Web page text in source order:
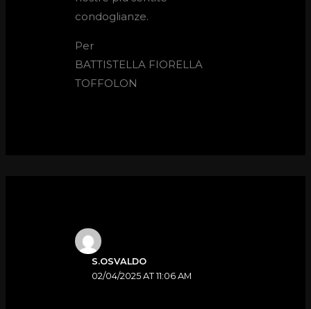
condoglianze.
Per
BATTISTELLA FIORELLA
TOFFOLON
S.OSVALDO
02/04/2025 AT 11:06 AM